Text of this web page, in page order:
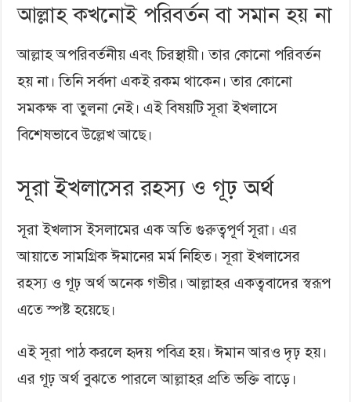
আল্লাহ কখনোই পরিবর্তন বা সমান হয় না
আল্লাহ অপরিবর্তনীয় এবং চিরস্থায়ী। তার কোনো পরিবর্তন
হয় না। তিনি সর্বদা একই রকম থাকেন। তার কোনো
সমকক্ষ বা তুলনা নেই। এই বিষয়টি সূরা ইখলাসে
বিশেষভাবে উল্লেখ আছে।
সূরা ইখলাসের রহস্য ও গূঢ় অর্থ
সূরা ইখলাস ইসলামের এক অতি গুরুত্বপূর্ণ সূরা। এর
আয়াতে সামগ্রিক ঈমানের মর্ম নিহিত। সূরা ইখলাসের
রহস্য ও গূঢ় অর্থ অনেক গভীর। আল্লাহর একত্ববাদের স্বরূপ
এতে স্পষ্ট হয়েছে।
এই সূরা পাঠ করলে হৃদয় পবিত্র হয়। ঈমান আরও দৃঢ় হয়।
এর গূঢ় অর্থ বুঝতে পারলে আল্লাহর প্রতি ভক্তি বাড়ে।